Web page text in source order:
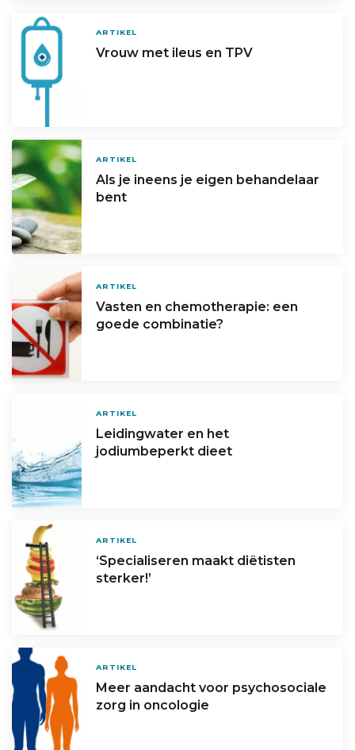
ARTIKEL
Vrouw met ileus en TPV
ARTIKEL
Als je ineens je eigen behandelaar
bent
ARTIKEL
Vasten en chemotherapie: een
goede combinatie?
ARTIKEL
Leidingwater en het
jodiumbeperkt dieet
ARTIKEL
‘Specialiseren maakt diëtisten
sterker!’
ARTIKEL
Meer aandacht voor psychosociale
zorg in oncologie